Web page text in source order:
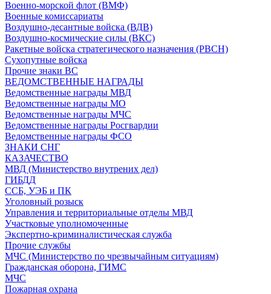
Военно-морской флот (ВМФ)
Военные комиссариаты
Воздушно-десантные войска (ВДВ)
Воздушно-космические силы (ВКС)
Ракетные войска стратегического назначения (РВСН)
Сухопутные войска
Прочие знаки ВС
ВЕДОМСТВЕННЫЕ НАГРАДЫ
Ведомственные награды МВД
Ведомственные награды МО
Ведомственные награды МЧС
Ведомственные награды Росгвардии
Ведомственные награды ФСО
ЗНАКИ СНГ
КАЗАЧЕСТВО
МВД (Министерство внутрених дел)
ГИБДД
ССБ, УЭБ и ПК
Уголовный розыск
Управления и территориальные отделы МВД
Участковые уполномоченные
Экспертно-криминалистическая служба
Прочие службы
МЧС (Министерство по чрезвычайным ситуациям)
Гражданская оборона, ГИМС
МЧС
Пожарная охрана